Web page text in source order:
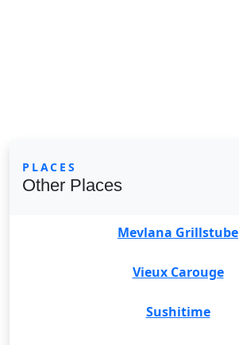
PLACES
Other Places
Mevlana Grillstube
Vieux Carouge
Sushitime